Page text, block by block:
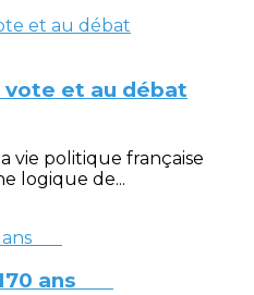
vote et au débat
vie politique française
logique de...
170 ans